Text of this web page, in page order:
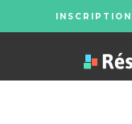
INSCRIPTION